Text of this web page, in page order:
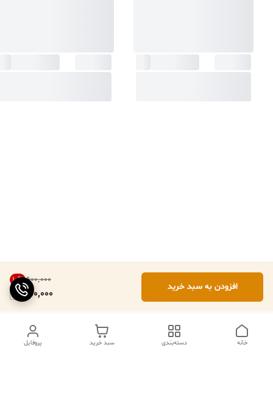
۵۰۰٬۰۰۰ 10%
450,000
افزودن به سبد خرید
پروفایل سبد خرید دسته‌بندی خانه